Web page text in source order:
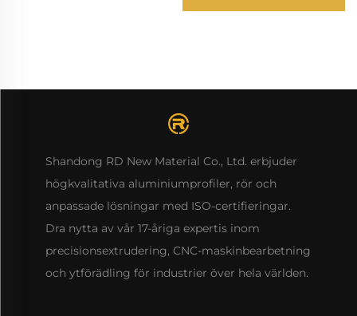
aluminiumbearbetning
Shandong RD New Material Co., Ltd. erbjuder
högkvalitativa aluminiumprofiler, rör och
anpassade lösningar med ISO-certifieringar.
Dra nytta av vår 17-åriga expertis inom
precisionsextrudering, CNC-maskinbearbetning
och ytförädling för industrier över hela världen.